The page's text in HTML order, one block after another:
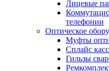
Лицевые
телефонии
Оптическое
Муфты
Сплайс
Гильзы